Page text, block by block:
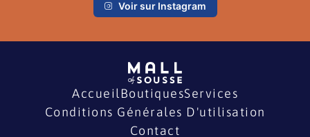
Voir sur Instagram
AccueilBoutiquesServices
Conditions Générales D'utilisation
Contact